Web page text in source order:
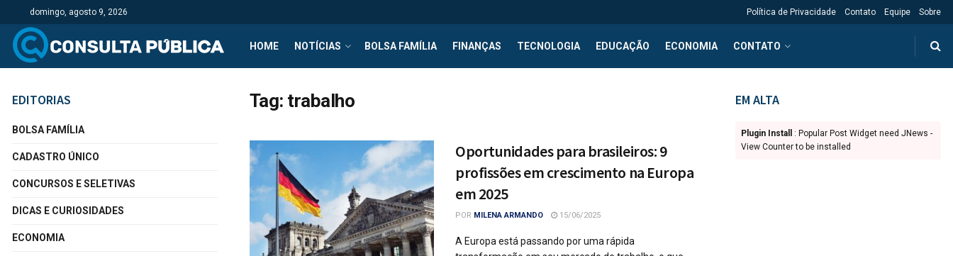
domingo, agosto 9, 2026 Política de Privacidade Contato Equipe Sobre
HOME NOTÍCIAS BOLSA FAMÍLIA FINANÇAS TECNOLOGIA EDUCAÇÃO ECONOMIA CONTATO
Tag: trabalho
Oportunidades para brasileiros: 9
profissões em crescimento na Europa
em 2025
POR MILENA ARMANDO 15/06/2025
A Europa está passando por uma rápida
EDITORIAS
BOLSA FAMÍLIA
CADASTRO ÚNICO
CONCURSOS E SELETIVAS
DICAS E CURIOSIDADES
ECONOMIA
EM ALTA
Plugin Install
: Popular Post Widget need JNews -
View Counter to be installed